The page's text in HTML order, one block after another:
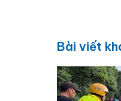
Bài viết